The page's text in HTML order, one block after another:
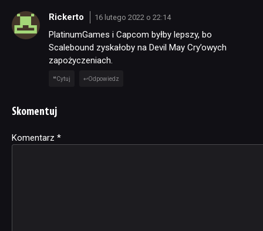
Rickerto 16 lutego 2022 o 22:14
PlatinumGames i Capcom byłby lepszy, bo
Scalebound zyskałoby na Devil May Cry’owych
zapożyczeniach.
Cytuj Odpowiedz
Skomentuj
Komentarz *
Alternative: